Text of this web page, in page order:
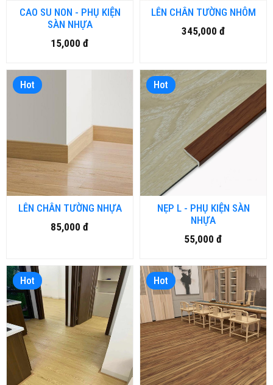
CAO SU NON - PHỤ KIỆN
SÀN NHỰA
15,000 đ
LÊN CHÂN TƯỜNG NHÔM
345,000 đ
Hot
LÊN CHÂN TƯỜNG NHỰA
85,000 đ
Hot
NẸP L - PHỤ KIỆN SÀN
NHỰA
55,000 đ
Hot Hot